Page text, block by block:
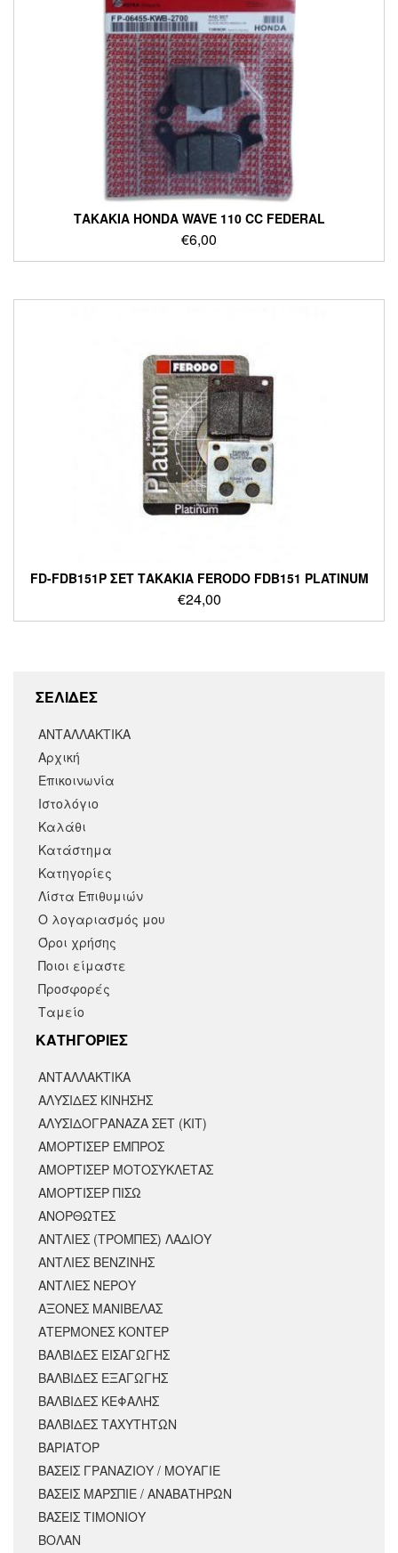
ΤΑΚΑΚΙΑ HONDA WAVE 110 CC FEDERAL
€6,00
FD-FDB151P ΣΕΤ ΤΑΚΑΚΙΑ FERODO FDB151 PLATINUM
€24,00
ΣΕΛΙΔΕΣ
ΑΝΤΑΛΛΑΚΤΙΚΑ
Αρχική
Επικοινωνία
Ιστολόγιο
Καλάθι
Κατάστημα
Κατηγορίες
Λίστα Επιθυμιών
Ο λογαριασμός μου
Όροι χρήσης
Ποιοι είμαστε
Προσφορές
Ταμείο
KΑΤΗΓΟΡΙΕΣ
ΑΝΤΑΛΛΑΚΤΙΚΆ
ΑΛΥΣΙΔΕΣ ΚΙΝΗΣΗΣ
ΑΛΥΣΙΔΟΓΡΑΝΑΖΑ ΣΕΤ (ΚΙΤ)
ΑΜΟΡΤΙΣΕΡ ΕΜΠΡΟΣ
ΑΜΟΡΤΙΣΈΡ ΜΟΤΟΣΥΚΛΈΤΑΣ
ΑΜΟΡΤΙΣΕΡ ΠΙΣΩ
ΑΝΟΡΘΩΤΕΣ
ΑΝΤΛΙΕΣ (ΤΡΟΜΠΕΣ) ΛΑΔΙΟΥ
ΑΝΤΛΙΕΣ ΒΕΝΖΙΝΗΣ
ΑΝΤΛΙΕΣ ΝΕΡΟΥ
ΑΞΟΝΕΣ ΜΑΝΙΒΕΛΑΣ
ΑΤΕΡΜΟΝΕΣ ΚΟΝΤΕΡ
ΒΑΛΒΙΔΕΣ ΕΙΣΑΓΩΓΗΣ
ΒΑΛΒΙΔΕΣ ΕΞΑΓΩΓΗΣ
ΒΑΛΒΙΔΕΣ ΚΕΦΑΛΗΣ
ΒΑΛΒΙΔΕΣ ΤΑΧΥΤΗΤΩΝ
ΒΑΡΙΑΤΟΡ
ΒΑΣΕΙΣ ΓΡΑΝΑΖΙΟΥ / ΜΟΥΑΓΙΕ
ΒΑΣΕΙΣ ΜΑΡΣΠΙΕ / ΑΝΑΒΑΤΗΡΩΝ
ΒΑΣΕΙΣ ΤΙΜΟΝΙΟΥ
ΒΟΛΑΝ